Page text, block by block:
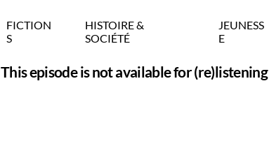
FICTION
S
HISTOIRE &
SOCIÉTÉ
JEUNESS
E
This episode is not available for (re)listening